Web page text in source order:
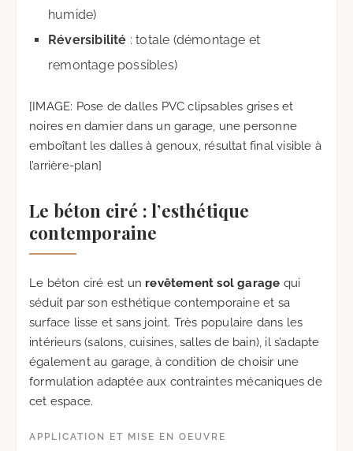
humide)
Réversibilité : totale (démontage et
remontage possibles)
[IMAGE: Pose de dalles PVC clipsables grises et
noires en damier dans un garage, une personne
emboîtant les dalles à genoux, résultat final visible à
l’arrière-plan]
Le béton ciré : l’esthétique
contemporaine
Le béton ciré est un revêtement sol garage qui
séduit par son esthétique contemporaine et sa
surface lisse et sans joint. Très populaire dans les
intérieurs (salons, cuisines, salles de bain), il s’adapte
également au garage, à condition de choisir une
formulation adaptée aux contraintes mécaniques de
cet espace.
APPLICATION ET MISE EN OEUVRE